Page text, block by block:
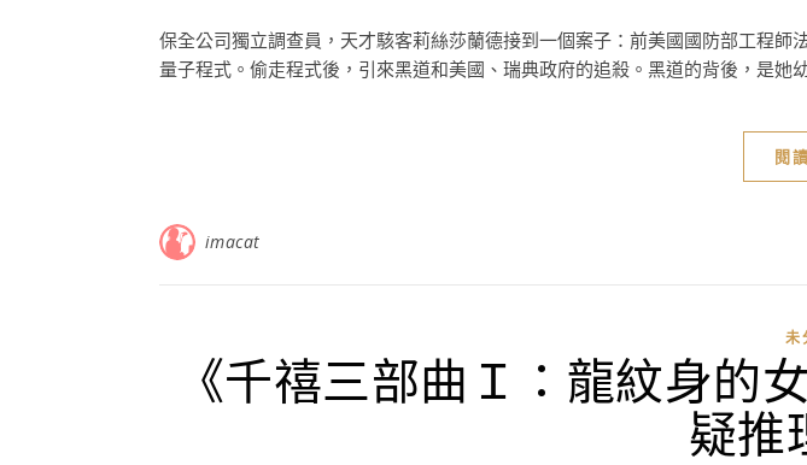
保全公司獨立調查員，天才駭客莉絲莎蘭德接到一個案子：前美國國防部工程
量子程式。偷走程式後，引來黑道和美國、瑞典政府的追殺。黑道的背後，是她
閱
imacat
未
《千禧三部曲Ｉ：龍紋身的
疑推